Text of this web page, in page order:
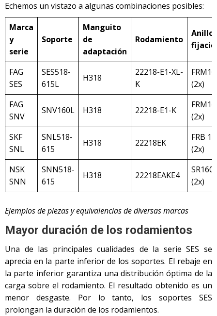
Echemos un vistazo a algunas combinaciones posibles:
Marca
y
serie
Soporte
Manguito
de
adaptación
Rodamiento
FAG
SES
SES518-
615L
H318
22218-E1-XL-
K
(2x)
FAG
SNV
SNV160L H318 22218-E1-K
(2x)
SKF
SNL
SNL518-
615
H318 22218EK
FRB
(2x)
NSK
SNN
SNN518-
615
H318 22218EAKE4
(2x)
Ejemplos de piezas y equivalencias de diversas marcas
Mayor duración de los rodamientos
Una de las principales cualidades de la serie SES se
aprecia en la parte inferior de los soportes. El rebaje en
la parte inferior garantiza una distribución óptima de la
carga sobre el rodamiento. El resultado obtenido es un
menor desgaste. Por lo tanto, los soportes SES
prolongan la duración de los rodamientos.